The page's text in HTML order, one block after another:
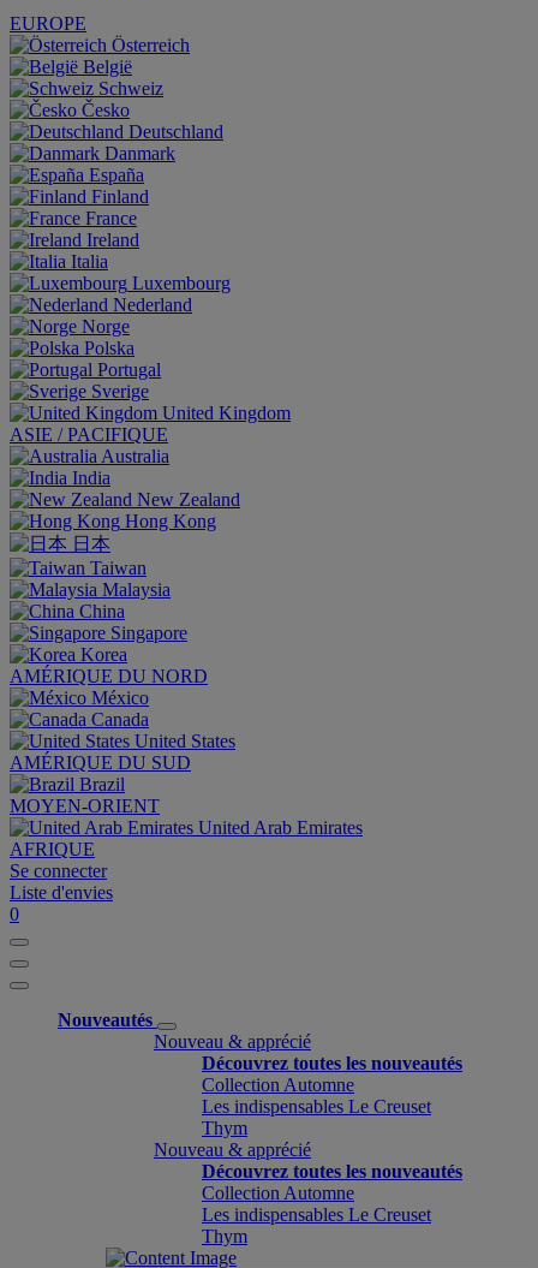
EUROPE
Österreich
België
Schweiz
Česko
Deutschland
Danmark
España
Finland
France
Ireland
Italia
Luxembourg
Nederland
Norge
Polska
Portugal
Sverige
United Kingdom
ASIE / PACIFIQUE
Australia
India
New Zealand
Hong Kong
日本
Taiwan
Malaysia
China
Singapore
Korea
AMÉRIQUE DU NORD
México
Canada
United States
AMÉRIQUE DU SUD
Brazil
MOYEN-ORIENT
United Arab Emirates
AFRIQUE
Se connecter
Liste d'envies
0
Nouveautés
Nouveau & apprécié
Découvrez toutes les nouveautés
Collection Automne
Les indispensables Le Creuset
Thym
Nouveau & apprécié
Découvrez toutes les nouveautés
Collection Automne
Les indispensables Le Creuset
Thym